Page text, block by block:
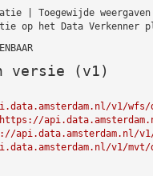
| Toegewijde
op het Data Verkenner
versie (v1)
v1/wfs/
https://
api.data.amsterdam.nl/v1/
v1/mvt/